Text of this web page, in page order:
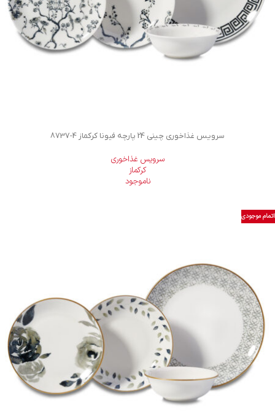
سرویس غذاخوری چینی 24 پارچه فیونا کرکماز 8737-4
سرویس غذاخوری
کرکماز
ناموجود
اتمام موجودی